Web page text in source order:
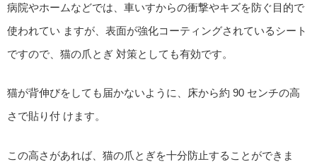
病院やホームなどでは、車いすからの衝撃やキズを防ぐ目的で
使われてい ますが、表面が強化コーティングされているシート
ですので、猫の爪とぎ 対策としても有効です。
猫が背伸びをしても届かないように、床から約 90 センチの高
さで貼り付 けます。
この高さがあれば、猫の爪とぎを十分防止することができま